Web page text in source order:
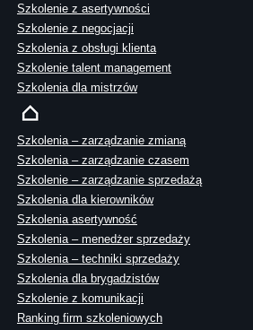
Szkolenie z asertywności
Szkolenie z negocjacji
Szkolenia z obsługi klienta
Szkolenie talent management
Szkolenia dla mistrzów
Szkolenia – zarządzanie zmianą
Szkolenia – zarządzanie czasem
Szkolenie – zarządzanie sprzedażą
Szkolenia dla kierowników
Szkolenia asertywność
Szkolenia – menedżer sprzedaży
Szkolenia – techniki sprzedaży
Szkolenia dla brygadzistów
Szkolenie z komunikacji
Ranking firm szkoleniowych